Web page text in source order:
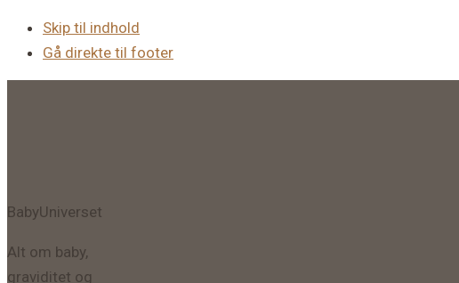
Skip til indhold
Gå direkte til footer
BabyUniverset
Alt om baby,
graviditet og